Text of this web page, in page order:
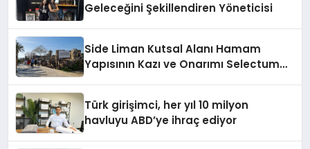
Geleceğini Şekillendiren Yöneticisi
Side Liman Kutsal Alanı Hamam
Yapısının Kazı ve Onarımı Selectum
Türk girişimci, her yıl 10 milyon
havluyu ABD’ye ihraç ediyor